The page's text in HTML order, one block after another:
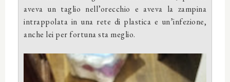
aveva un taglio nell’orecchio e aveva la zampina
intrappolata in una rete di plastica e un’infezione,
anche lei per fortuna sta meglio.